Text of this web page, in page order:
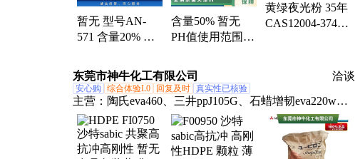
暂无 型号AN-
571 含量20% 执
根据水质 钝化缓
蚀剂
含量50% 暂无
PH值使用范围
342 空调杀菌灭
藻剂
黄绿夜光粉 35年
CAS12004-374
东莞市神牛化工有限公司 洽谈
安心购 综合体验L0 回复及时 真实性已核验
主营： 陶氏eva460、三井ppJ105G、石蜡增韧eva220w、
三井eva260、热熔级eva250、普瑞曼ppj105g